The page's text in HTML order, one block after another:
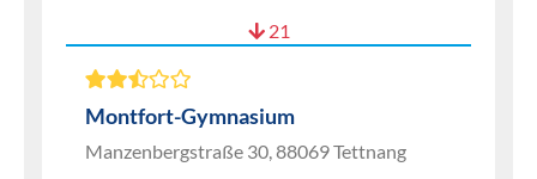
21
Montfort-Gymnasium
Manzenbergstraße 30, 88069 Tettnang